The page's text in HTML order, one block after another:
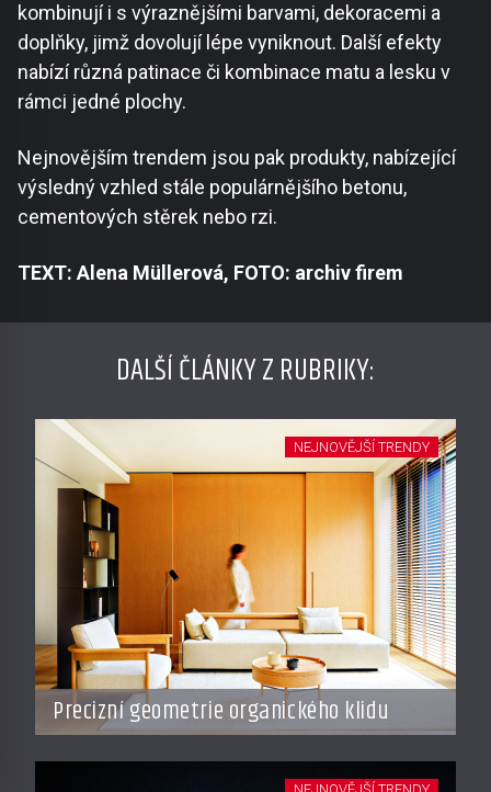
kombinují i s výraznějšími barvami, dekoracemi a
doplňky, jimž dovolují lépe vyniknout. Další efekty
nabízí různá patinace či kombinace matu a lesku v
rámci jedné plochy.
Nejnovějším trendem jsou pak produkty, nabízející
výsledný vzhled stále populárnějšího betonu,
cementových stěrek nebo rzi.
TEXT: Alena Müllerová, FOTO: archiv firem
DALŠÍ ČLÁNKY Z RUBRIKY:
Precizní geometrie organického klidu
NEJNOVĚJŠÍ TRENDY